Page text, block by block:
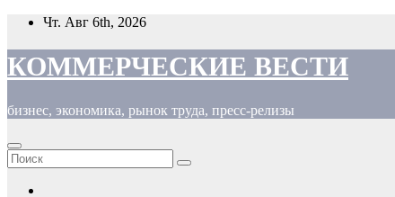
Перейти
содержимому
Чт. Авг 6th, 2026
КОММЕРЧЕСКИЕ ВЕСТИ
бизнес, экономика, рынок труда, пресс-релизы